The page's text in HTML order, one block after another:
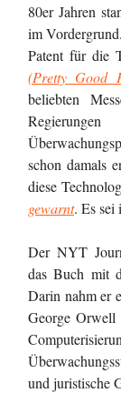
80er Jahren
im
Patent für die
(Pretty Good
beliebten
schon damals
diese
gewarnt. Es sei
Der NYT
das Buch mit
Darin nahm er
George Orwell
und juristische